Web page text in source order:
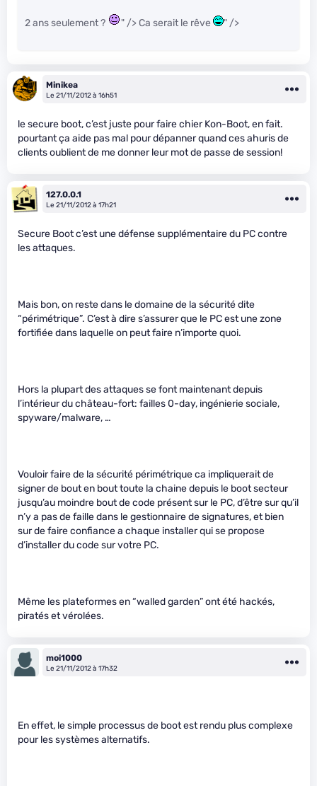
2 ans seulement ? " /> Ca serait le rêve " />
Minikea
Le 21/11/2012 à 16h51
le secure boot, c’est juste pour faire chier Kon-Boot, en fait.
pourtant ça aide pas mal pour dépanner quand ces ahuris de
clients oublient de me donner leur mot de passe de session!
127.0.0.1
Le 21/11/2012 à 17h21
Secure Boot c’est une défense supplémentaire du PC contre
les attaques.
Mais bon, on reste dans le domaine de la sécurité dite
“périmétrique”. C’est à dire s’assurer que le PC est une zone
fortifiée dans laquelle on peut faire n’importe quoi.
Hors la plupart des attaques se font maintenant depuis
l’intérieur du château-fort: failles 0-day, ingénierie sociale,
spyware/malware, …
Vouloir faire de la sécurité périmétrique ca impliquerait de
signer de bout en bout toute la chaine depuis le boot secteur
jusqu’au moindre bout de code présent sur le PC, d’être sur qu’il
n’y a pas de faille dans le gestionnaire de signatures, et bien
sur de faire confiance a chaque installer qui se propose
d’installer du code sur votre PC.
Même les plateformes en “walled garden” ont été hackés,
piratés et vérolées.
moi1000
Le 21/11/2012 à 17h32
En effet, le simple processus de boot est rendu plus complexe
pour les systèmes alternatifs.